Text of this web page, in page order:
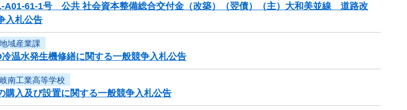
A01-61-1号 公共 社会資本整備総合交付金（改築）（翌債）（主）大和美並線 道路改
入札公告
地域産業課
温水発生機修繕に関する一般競争入札公告
岐南工業高等学校
購入及び設置に関する一般競争入札公告